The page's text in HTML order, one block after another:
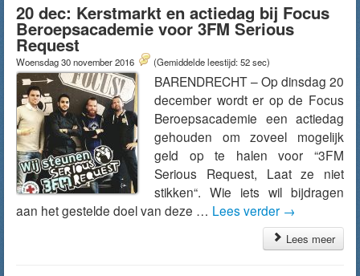
20 dec: Kerstmarkt en actiedag bij Focus
Beroepsacademie voor 3FM Serious
Request
Woensdag 30 november 2016 (Gemiddelde leestijd: 52 sec)
BARENDRECHT – Op dinsdag 20
december wordt er op de Focus
Beroepsacademie een actiedag
gehouden om zoveel mogelijk
geld op te halen voor “3FM
Serious Request, Laat ze niet
stikken“. Wie iets wil bijdragen
aan het gestelde doel van deze … Lees verder →
Lees meer